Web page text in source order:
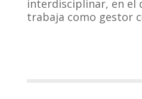
interdisciplinar, en el
trabaja como gestor